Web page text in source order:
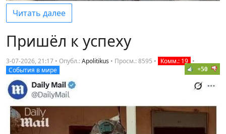
Читать далее
Пришёл к успеху
3-07-2026, 21:17 • Опубл.:Apolitikus • Просм.: 8595 • Комм.: 19 •
События в мире
+50